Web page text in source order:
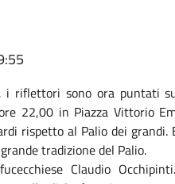
i riflettori sono ora puntati
22,00 in Piazza Vittorio
rispetto al Palio dei grandi.
tradizione del Palio.
Claudio